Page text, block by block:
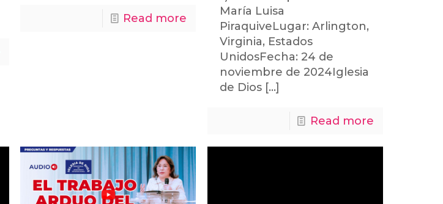
Read more
María Luisa
PiraquiveLugar: Arlington,
Virginia, Estados
UnidosFecha: 24 de
noviembre de 2024Iglesia
de Dios[…]
Read more